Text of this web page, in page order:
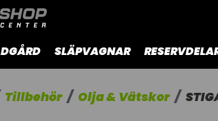
SLÄPVAGNAR
Tillbehör Olja & Vätskor